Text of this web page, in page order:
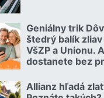
Geniálny trik
štedrý balík
VšZP a Unionu.
dostanete bez
06.07.2026 | |
Allianz hľadá
08.07.2026 |